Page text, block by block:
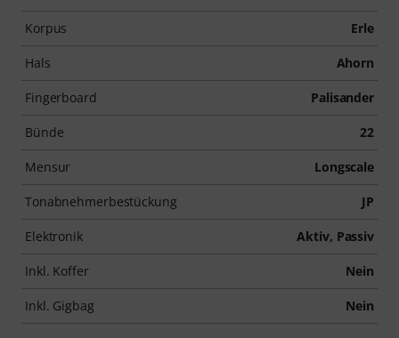
Korpus Erle
Hals Ahorn
Fingerboard Palisander
Bünde 22
Mensur Longscale
Tonabnehmerbestückung JP
Elektronik Aktiv, Passiv
Inkl. Koffer Nein
Inkl. Gigbag Nein